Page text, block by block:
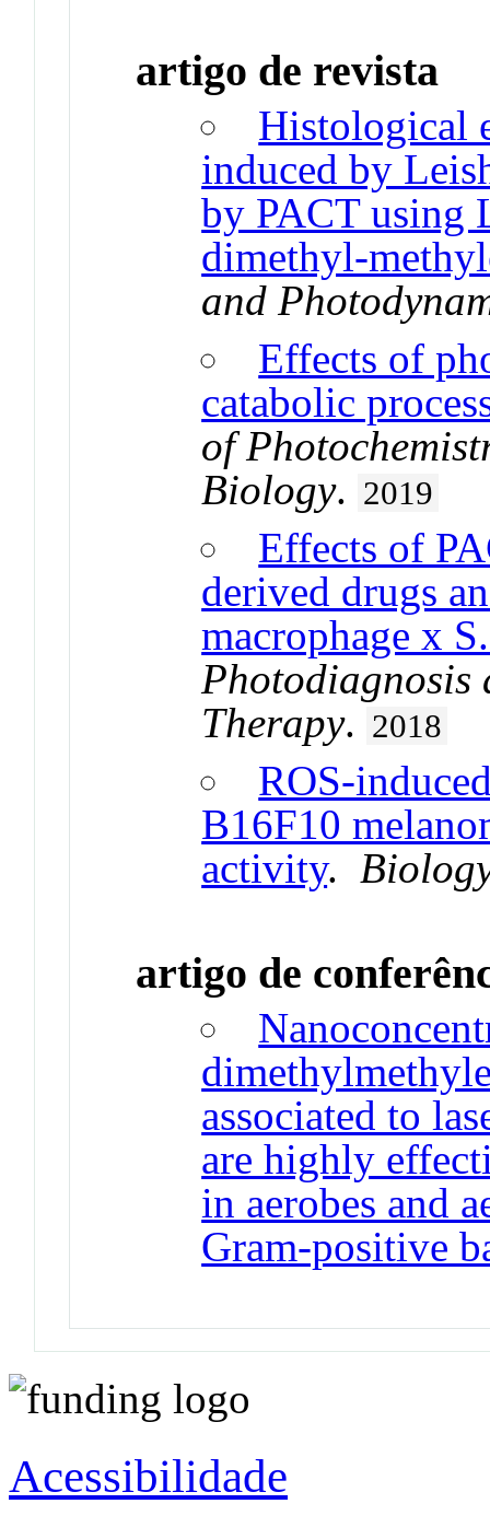
artigo de revista
Histological
induced by
by PACT using
dimethyl-
and
Effects of
catabolic
of
Biology. 2019
Effects of
derived drugs
macrophage x
Photodiagnosis
Therapy. 2018
ROS-
B16F10
activity.
artigo de
associated to
are highly
in aerobes and
Gram-positive
Acessibilidade